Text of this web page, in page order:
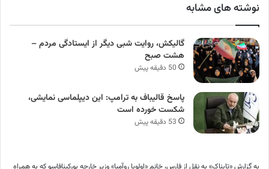
نوشته های مشابه
گالیکش، روایت شبی دیگر از ایستادگی مردم –
هشت صبح
50 دقیقه پیش
پاسخ قالیباف به ترامپ: این دیپلماسی نمایشی،
شکست خورده است
53 دقیقه پیش
به گزارش «تابناک» به نقل از فارس، خانم «اولویا روآمبا» وزیر خارجه بورکینافاسو که به همراه